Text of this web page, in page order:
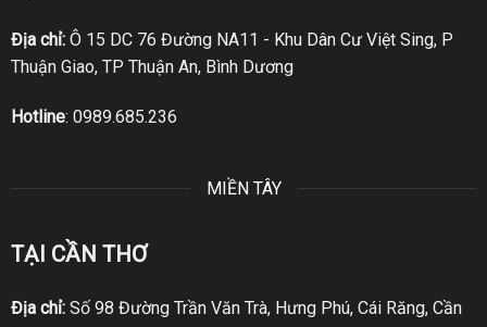
Địa chỉ:Ô 15 DC 76 Đường NA11 - Khu Dân Cư Việt Sing, P
Thuận Giao, TP Thuận An, Bình Dương
Hotline: 0989.685.236
MIỀN TÂY
TẠI CẦN THƠ
Địa chỉ:Số 98 Đường Trần Văn Trà, Hưng Phú, Cái Răng, Cần